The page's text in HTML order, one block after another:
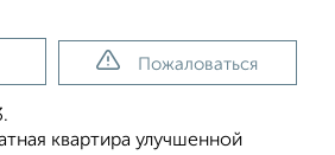
Пожаловаться
квартира улучшенной